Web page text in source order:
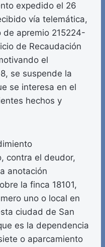
expedido el 26
vía telemática,
apremio 215224-
de Recaudación
el
se suspende la
se interesa en el
hechos y
contra el deudor,
anotación
la finca 18101,
uno o local en
ciudad de San
es la dependencia
o aparcamiento